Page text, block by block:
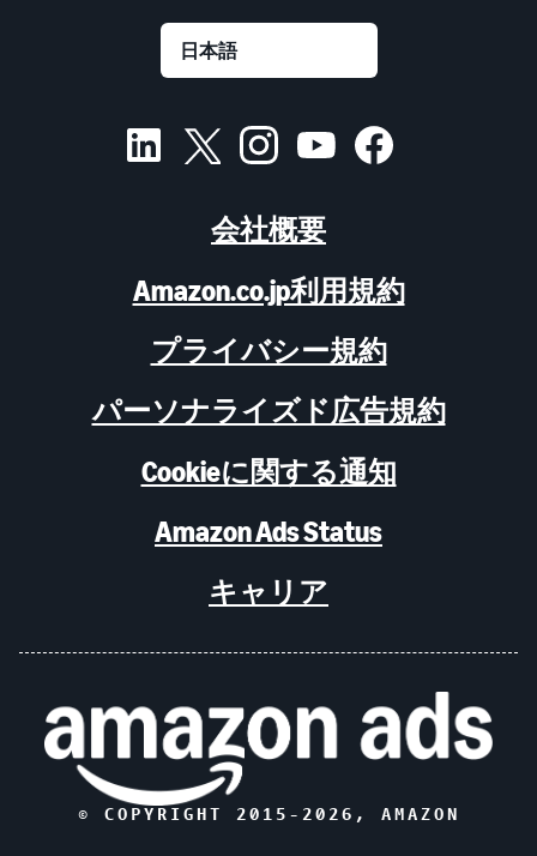
会社概要
Amazon.co.jp利用規約
プライバシー規約
パーソナライズド広告規約
Cookieに関する通知
Amazon Ads Status
キャリア
© COPYRIGHT 2015- 2026 , AMAZON